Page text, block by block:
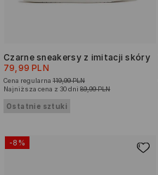
Czarne sneakersy z imitacji skóry
79,99 PLN
Cena regularna 119,99 PLN
Najniższa cena z 30 dni 89,99 PLN
Ostatnie sztuki
-8%